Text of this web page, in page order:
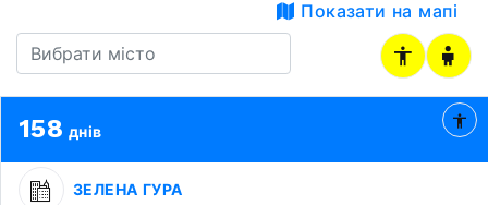
Показати на мапі
158 днів
ЗЕЛЕНА ГУРА